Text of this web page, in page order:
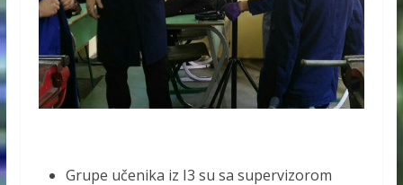
Grupe učenika iz I3 su sa supervizorom